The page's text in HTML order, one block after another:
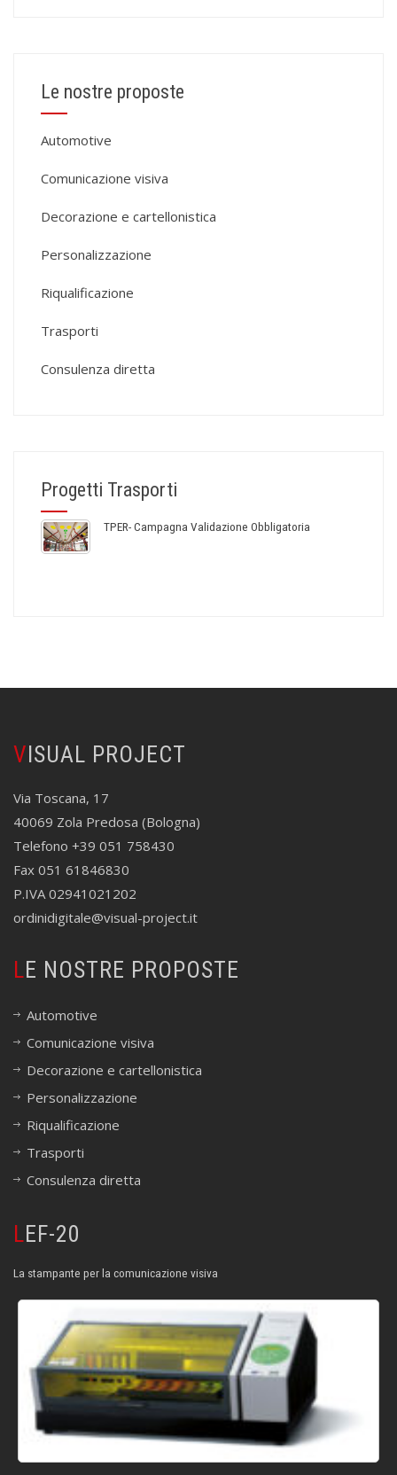
Le nostre proposte
Automotive
Comunicazione visiva
Decorazione e cartellonistica
Personalizzazione
Riqualificazione
Trasporti
Consulenza diretta
Progetti Trasporti
TPER- Campagna Validazione Obbligatoria
VISUAL PROJECT
Via Toscana, 17
40069 Zola Predosa (Bologna)
Telefono +39 051 758430
Fax 051 61846830
P.IVA 02941021202
ordinidigitale@visual-project.it
LE NOSTRE PROPOSTE
Automotive
Comunicazione visiva
Decorazione e cartellonistica
Personalizzazione
Riqualificazione
Trasporti
Consulenza diretta
LEF-20
La stampante per la comunicazione visiva